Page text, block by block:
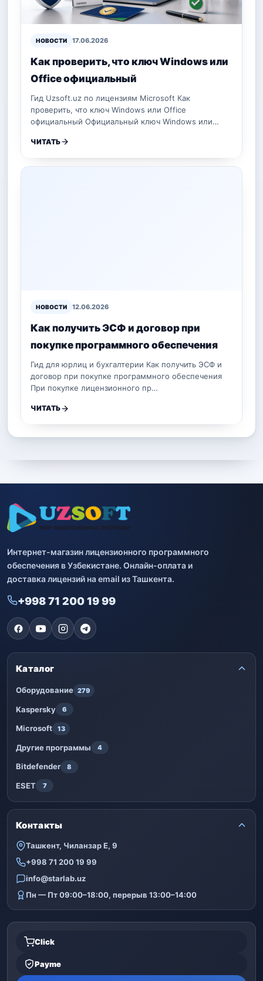
НОВОСТИ 17.06.2026
Как проверить, что ключ Windows или
Office официальный
Гид Uzsoft.uz по лицензиям Microsoft Как
проверить, что ключ Windows или Office
официальный Официальный ключ Windows или…
ЧИТАТЬ
НОВОСТИ 12.06.2026
Как получить ЭСФ и договор при
покупке программного обеспечения
Гид для юрлиц и бухгалтерии Как получить ЭСФ и
договор при покупке программного обеспечения
При покупке лицензионного пр…
ЧИТАТЬ
Интернет-магазин лицензионного программного
обеспечения в Узбекистане. Онлайн-оплата и
доставка лицензий на email из Ташкента.
+998 71 200 19 99
Каталог
Оборудование 279
Kaspersky 6
Microsoft 13
Другие программы 4
Bitdefender 8
ESET 7
Контакты
Ташкент, Чиланзар Е, 9
+998 71 200 19 99
info@starlab.uz
Пн — Пт 09:00–18:00, перерыв 13:00–14:00
Click
Payme